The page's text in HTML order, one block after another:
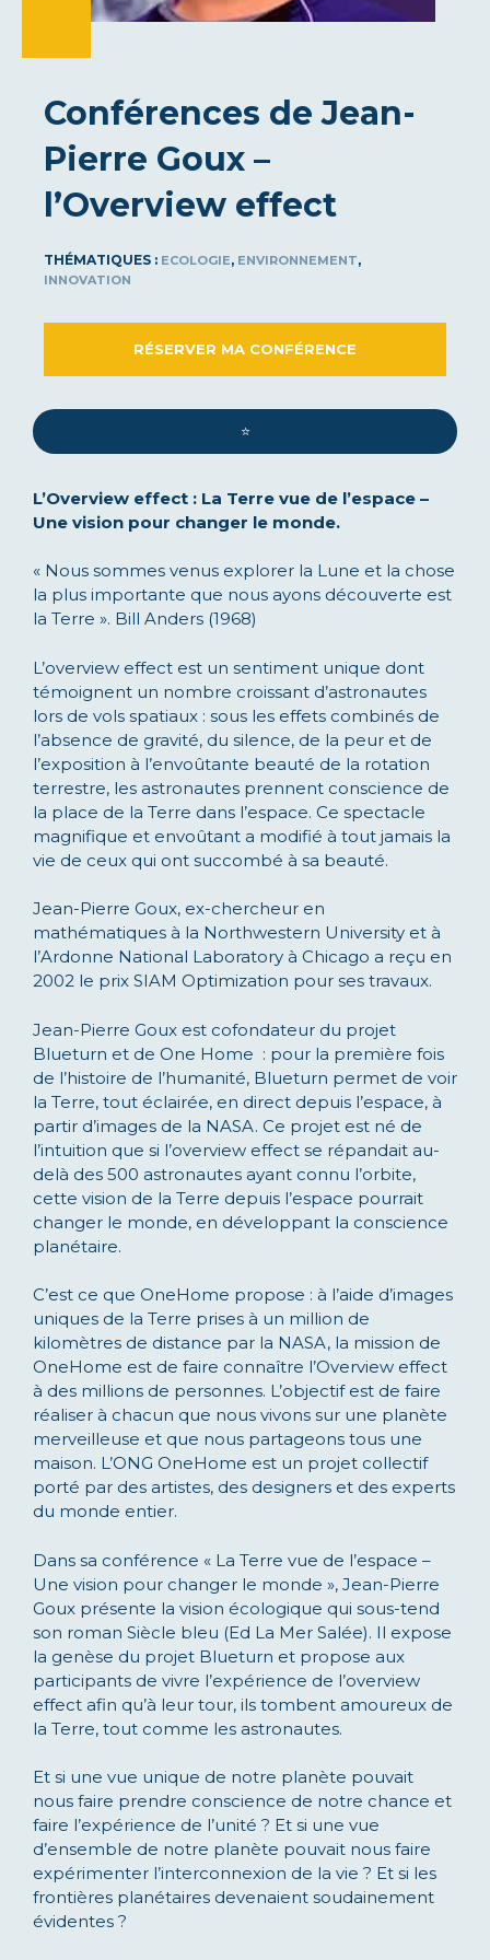
Conférences de Jean-
Pierre Goux –
l’Overview effect
THÉMATIQUES : ECOLOGIE, ENVIRONNEMENT,
INNOVATION
RÉSERVER MA CONFÉRENCE
⭐️
L’Overview effect : La Terre vue de l’espace –
Une vision pour changer le monde.
« Nous sommes venus explorer la Lune et la chose
la plus importante que nous ayons découverte est
la Terre ». Bill Anders (1968)
L’overview effect est un sentiment unique dont
témoignent un nombre croissant d’astronautes
lors de vols spatiaux : sous les effets combinés de
l’absence de gravité, du silence, de la peur et de
l’exposition à l’envoûtante beauté de la rotation
terrestre, les astronautes prennent conscience de
la place de la Terre dans l’espace. Ce spectacle
magnifique et envoûtant a modifié à tout jamais la
vie de ceux qui ont succombé à sa beauté.
Jean-Pierre Goux, ex-chercheur en
mathématiques à la Northwestern University et à
l’Ardonne National Laboratory à Chicago a reçu en
2002 le prix SIAM Optimization pour ses travaux.
Jean-Pierre Goux est cofondateur du projet
Blueturn et de One Home : pour la première fois
de l’histoire de l’humanité, Blueturn permet de voir
la Terre, tout éclairée, en direct depuis l’espace, à
partir d’images de la NASA. Ce projet est né de
l’intuition que si l’overview effect se répandait au-
delà des 500 astronautes ayant connu l’orbite,
cette vision de la Terre depuis l’espace pourrait
changer le monde, en développant la conscience
planétaire.
C’est ce que OneHome propose : à l’aide d’images
uniques de la Terre prises à un million de
kilomètres de distance par la NASA, la mission de
OneHome est de faire connaître l’Overview effect
à des millions de personnes. L’objectif est de faire
réaliser à chacun que nous vivons sur une planète
merveilleuse et que nous partageons tous une
maison. L’ONG OneHome est un projet collectif
porté par des artistes, des designers et des experts
du monde entier.
​Dans sa conférence « La Terre vue de l’espace –
Une vision pour changer le monde », Jean-Pierre
Goux présente la vision écologique qui sous-tend
son roman Siècle bleu (Ed La Mer Salée). Il expose
la genèse du projet Blueturn et propose aux
participants de vivre l’expérience de l’overview
effect afin qu’à leur tour, ils tombent amoureux de
la Terre, tout comme les astronautes.
Et si une vue unique de notre planète pouvait
nous faire prendre conscience de notre chance et
faire l’expérience de l’unité ? Et si une vue
d’ensemble de notre planète pouvait nous faire
expérimenter l’interconnexion de la vie ? Et si les
frontières planétaires devenaient soudainement
évidentes ?